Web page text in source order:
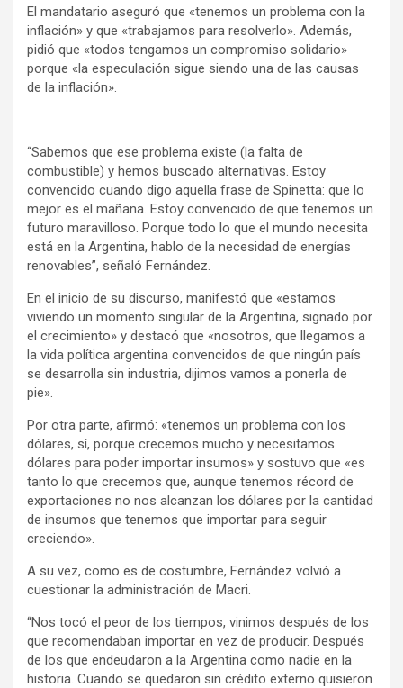
El mandatario aseguró que «tenemos un problema con la
inflación» y que «trabajamos para resolverlo». Además,
pidió que «todos tengamos un compromiso solidario»
porque «la especulación sigue siendo una de las causas
de la inflación».
“Sabemos que ese problema existe (la falta de
combustible) y hemos buscado alternativas. Estoy
convencido cuando digo aquella frase de Spinetta: que lo
mejor es el mañana. Estoy convencido de que tenemos un
futuro maravilloso. Porque todo lo que el mundo necesita
está en la Argentina, hablo de la necesidad de energías
renovables”, señaló Fernández.
En el inicio de su discurso, manifestó que «estamos
viviendo un momento singular de la Argentina, signado por
el crecimiento» y destacó que «nosotros, que llegamos a
la vida política argentina convencidos de que ningún país
se desarrolla sin industria, dijimos vamos a ponerla de
pie».
Por otra parte, afirmó: «tenemos un problema con los
dólares, sí, porque crecemos mucho y necesitamos
dólares para poder importar insumos» y sostuvo que «es
tanto lo que crecemos que, aunque tenemos récord de
exportaciones no nos alcanzan los dólares por la cantidad
de insumos que tenemos que importar para seguir
creciendo».
A su vez, como es de costumbre, Fernández volvió a
cuestionar la administración de Macri.
“Nos tocó el peor de los tiempos, vinimos después de los
que recomendaban importar en vez de producir. Después
de los que endeudaron a la Argentina como nadie en la
historia. Cuando se quedaron sin crédito externo quisieron